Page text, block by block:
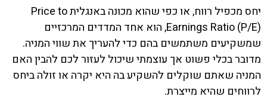
יחס מכפיל רווח, או כפי שהוא מכונה באנגלית Price to
Earnings Ratio (P/E), הוא אחד המדדים המרכזיים
שמשקיעים משתמשים בהם כדי להעריך את שווי המניה.
מדובר בכלי פשוט אך עוצמתי שיכול לעזור לכם להבין האם
המניה שאתם שוקלים להשקיע בה היא יקרה או זולה ביחס
לרווחים שהיא מייצרת.